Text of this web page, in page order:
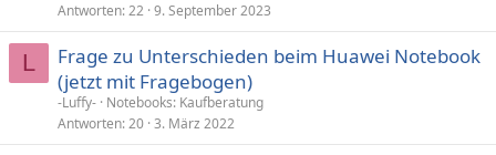
p
Antworten 22 9. September 2023
L
Frage zu Unterschieden beim Huawei Notebook
(jetzt mit Fragebogen)
-Luffy- Notebooks: Kaufberatung
Antworten 20 3. März 2022